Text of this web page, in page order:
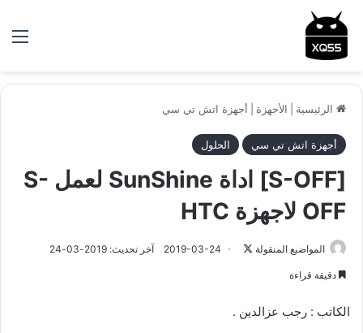
الرئيسية الأجهزة أجهزة اتش تي سي
أجهزة اتش تي سي الحلول
[S-OFF] اداة SunShine لعمل S-
OFF لاجهزة HTC
المواضيع المنقولة 2019-03-24 آخر تحديث: 2019-03-24
دقيقة قراءة
الكاتب : رجب عزالدين .